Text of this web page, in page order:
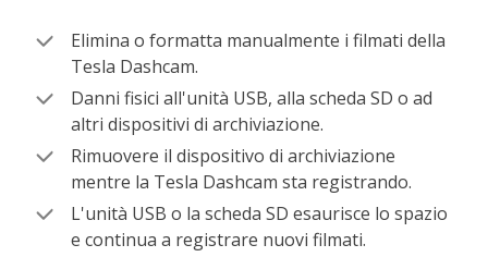
Elimina o formatta manualmente i filmati della
Tesla Dashcam.
Danni fisici all'unità USB, alla scheda SD o ad
altri dispositivi di archiviazione.
Rimuovere il dispositivo di archiviazione
mentre la Tesla Dashcam sta registrando.
L'unità USB o la scheda SD esaurisce lo spazio
e continua a registrare nuovi filmati.